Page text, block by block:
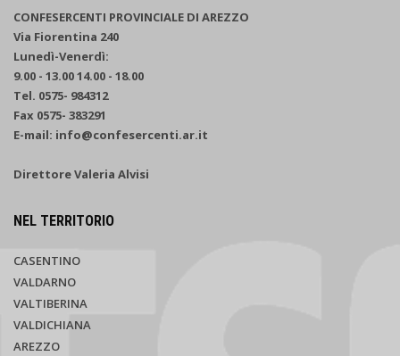
CONFESERCENTI PROVINCIALE DI AREZZO
Via Fiorentina 240
Lunedì-Venerdì:
9.00 - 13.00 14.00 - 18.00
Tel. 0575- 984312
Fax 0575- 383291
E-mail: info@confesercenti.ar.it
Direttore Valeria Alvisi
NEL TERRITORIO
CASENTINO
VALDARNO
VALTIBERINA
VALDICHIANA
AREZZO